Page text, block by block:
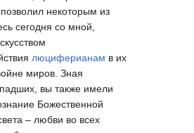
некоторым из
сегодня со мной,
люциферианам в их
миров. Зная
вы также имели
Божественной
– любви во всех